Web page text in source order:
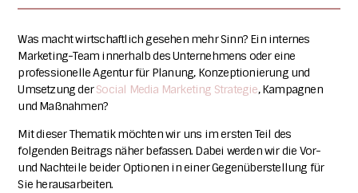
Was macht wirtschaftlich gesehen mehr Sinn? Ein internes
Marketing-Team innerhalb des Unternehmens oder eine
professionelle Agentur für Planung, Konzeptionierung und
Umsetzung derSocial Media Marketing Strategie, Kampagnen
und Maßnahmen?
Mit dieser Thematik möchten wir uns im ersten Teil des
folgenden Beitrags näher befassen. Dabei werden wir die Vor-
und Nachteile beider Optionen in einer Gegenüberstellung für
Sie herausarbeiten.